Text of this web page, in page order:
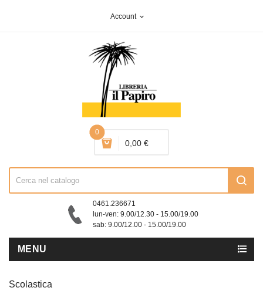
Account expand_more
0
0,00 €
0461.236671
lun-ven: 9.00/12.30 - 15.00/19.00
sab: 9.00/12.00 - 15.00/19.00
MENU
Scolastica